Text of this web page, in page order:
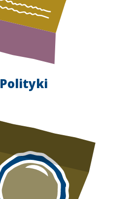
Polityki